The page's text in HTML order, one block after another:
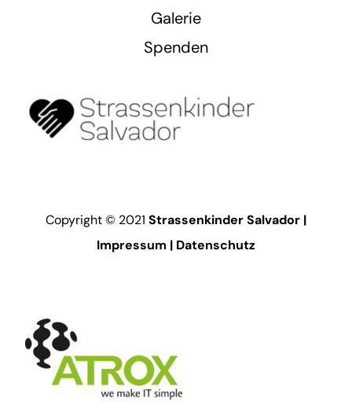
Galerie
Spenden
Copyright © 2021 Strassenkinder Salvador |
Impressum | Datenschutz